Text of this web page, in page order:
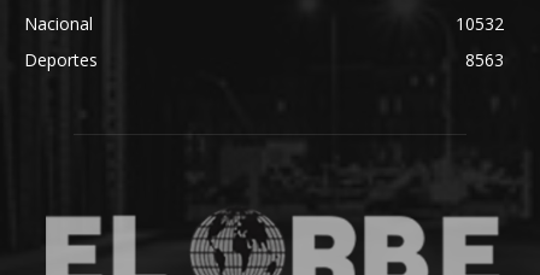
Nacional
10532
Deportes
8563